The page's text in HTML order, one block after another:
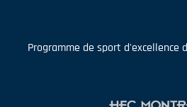
Programme de sport d'excellence